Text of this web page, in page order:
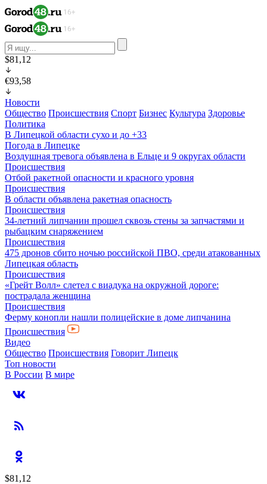
$81,12
€93,58
Новости
Общество Происшествия Спорт Бизнес Культура Здоровье
Политика
В Липецкой области сухо и до +33
Погода в Липецке
Воздушная тревога объявлена в Ельце и 9 округах области
Происшествия
Отбой ракетной опасности и красного уровня
Происшествия
В области объявлена ракетная опасность
Происшествия
34-летний липчанин прошел сквозь стены за запчастями и
рыбацким снаряжением
Происшествия
475 дронов сбито ночью российской ПВО, среди атакованных
Липецкая область
Происшествия
«Грейт Волл» слетел с виадука на окружной дороге:
пострадала женщина
Происшествия
Ферму конопли нашли полицейские в доме липчанина
Происшествия
Видео
Общество Происшествия Говорит Липецк
Топ новости
В России В мире
$81,12